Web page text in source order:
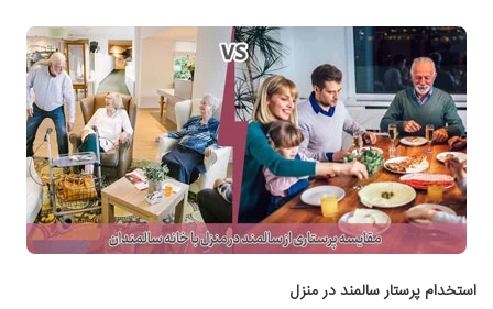
استخدام پرستار سالمند در منزل